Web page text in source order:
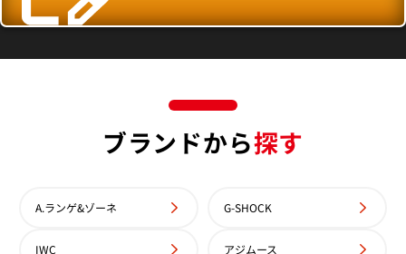
ブランドから探す
A.ランゲ&ゾーネ G-SHOCK
IWC アジムース